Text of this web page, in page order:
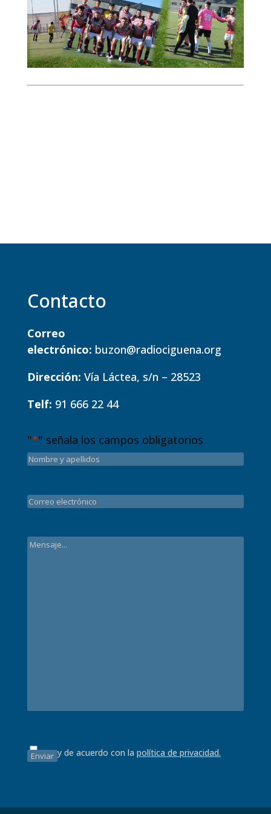
Contacto
Correo
electrónico: buzon@radiociguena.org
Dirección: Vía Láctea, s/n – 28523
Telf: 91 666 22 44
"*" señala los campos obligatorios
Estoy de acuerdo con la política de privacidad.